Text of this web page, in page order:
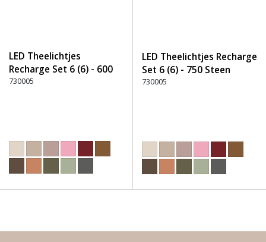
LED Theelichtjes
Recharge Set 6 (6) - 600
Groen
730005
LED Theelichtjes Recharge
Set 6 (6) - 750 Steen
730005